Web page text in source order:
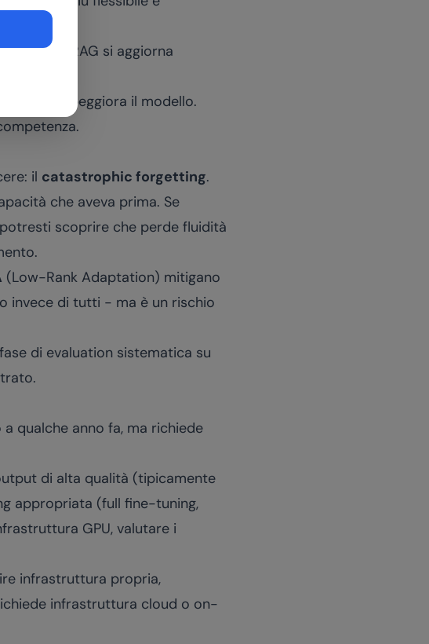
volta. Il RAG si aggiorna
o peggiora il modello.
il catastrophic forgetting.
che aveva prima. Se
scoprire che perde fluidità
(Low-Rank Adaptation) mitigano
invece di tutti - ma è un rischio
di evaluation sistematica su
qualche anno fa, ma richiede
di alta qualità (tipicamente
appropriata (full fine-tuning,
GPU, valutare i
infrastruttura propria,
infrastruttura cloud o on-